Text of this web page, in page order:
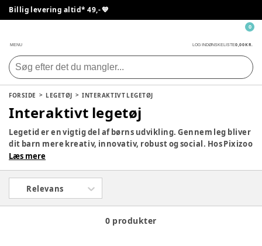
Billig levering altid* 49,- 💙
MENU LOG INDØNSKELISTE0,00 KR.
0
FORSIDE LEGETØJ INTERAKTIVT LEGETØJ
Interaktivt legetøj
Legetid er en vigtig del af børns udvikling. Gennem leg bliver
dit barn mere kreativ, innovativ, robust og social. Hos Pixizoo
har vi samlet det bedste legetøj til både babyer og børn.
barn her.
Læs mere
Relevans
0 produkter